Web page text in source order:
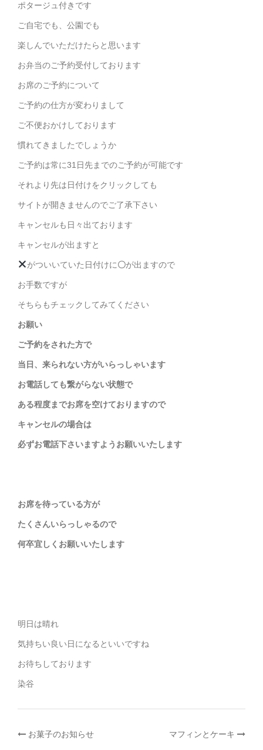
ポタージュ付きです
ご自宅でも、公園でも
楽しんでいただけたらと思います
お弁当のご予約受付しております
お席のご予約について
ご予約の仕方が変わりまして
ご不便おかけしております
慣れてきましたでしょうか
ご予約は常に31日先までのご予約が可能です
それより先は日付けをクリックしても
サイトが開きませんのでご了承下さい
キャンセルも日々出ております
キャンセルが出ますと
がついいていた日付けに〇が出ますので
お手数ですが
そちらもチェックしてみてください
お願い
ご予約をされた方で
当日、来られない方がいらっしゃいます
お電話しても繋がらない状態で
ある程度までお席を空けておりますので
キャンセルの場合は
必ずお電話下さいますようお願いいたします
お席を待っている方が
たくさんいらっしゃるので
何卒宜しくお願いいたします
明日は晴れ
気持ちい良い日になるといいですね
お待ちしております
染谷
投お菓子のお知らせ マフィンとケーキ